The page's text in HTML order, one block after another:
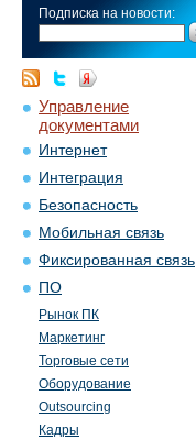
Подписка на новости:
Управление
документами
Интернет
Интеграция
Безопасность
Мобильная связь
Фиксированная связь
ПО
Рынок ПК
Маркетинг
Торговые сети
Оборудование
Outsourcing
Кадры